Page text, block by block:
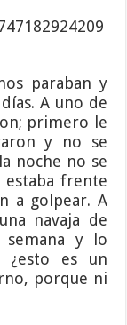
paraban y
A uno de
primero le
y no se
noche no se
frente
a golpear. A
navaja de
y lo
¿esto es un
porque ni